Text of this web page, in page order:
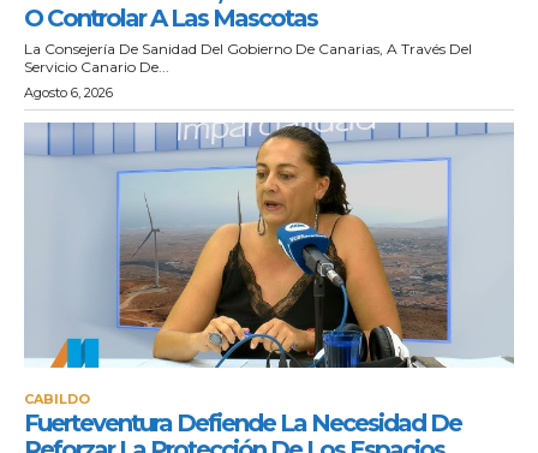
O Controlar A Las Mascotas
La Consejería De Sanidad Del Gobierno De Canarias, A Través Del
Servicio Canario De...
Agosto 6, 2026
CABILDO
Fuerteventura Defiende La Necesidad De